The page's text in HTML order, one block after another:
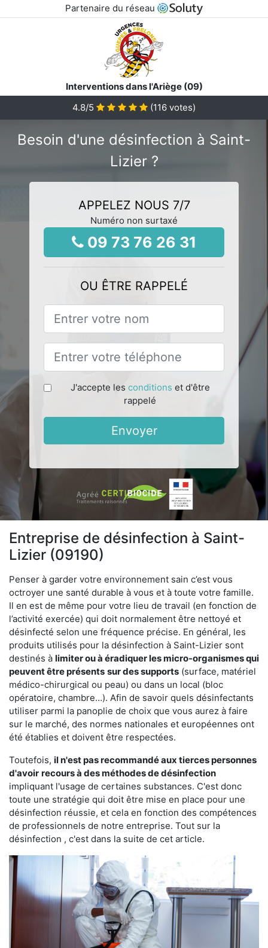
Partenaire du réseau
Interventions dans l'Ariège (09)
4.8/5 (116 votes)
Besoin d'une désinfection à Saint-
Lizier ?
APPELEZ NOUS 7/7
Numéro non surtaxé
09 73 76 26 31
OU ÊTRE RAPPELÉ
J'accepte les conditions et d'être
rappelé
Envoyer
Entreprise de désinfection à Saint-
Lizier (09190)
Penser à garder votre environnement sain c’est vous
octroyer une santé durable à vous et à toute votre famille.
Il en est de même pour votre lieu de travail (en fonction de
l’activité exercée) qui doit normalement être nettoyé et
désinfecté selon une fréquence précise. En général, les
produits utilisés pour la désinfection à Saint-Lizier sont
destinés à limiter ou à éradiquer les micro-organismes qui
peuvent être présents sur des supports (surface, matériel
médico-chirurgical ou peau) ou dans un local (bloc
opératoire, chambre…). Afin de savoir quels désinfectants
utiliser parmi la panoplie de choix que vous aurez à faire
sur le marché, des normes nationales et européennes ont
été établies et doivent être respectées.
Toutefois, il n'est pas recommandé aux tierces personnes
d'avoir recours à des méthodes de désinfection
impliquant l'usage de certaines substances. C'est donc
toute une stratégie qui doit être mise en place pour une
désinfection réussie, et cela en fonction des compétences
de professionnels de notre entreprise. Tout sur la
désinfection , c'est dans la suite de cet article.